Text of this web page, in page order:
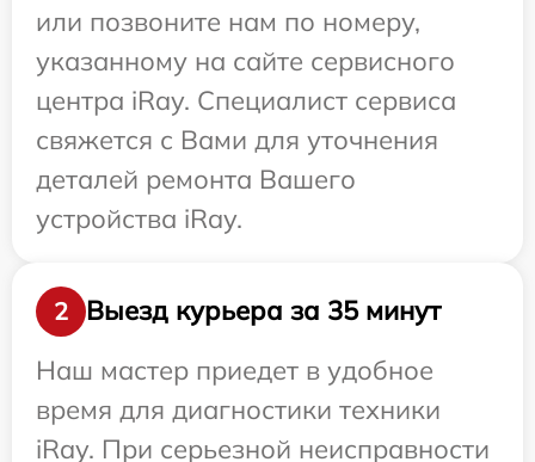
или позвоните нам по номеру,
указанному на сайте сервисного
центра iRay. Специалист сервиса
свяжется с Вами для уточнения
деталей ремонта Вашего
устройства iRay.
2
Выезд курьера за 35 минут
Наш мастер приедет в удобное
время для диагностики техники
iRay. При серьезной неисправности